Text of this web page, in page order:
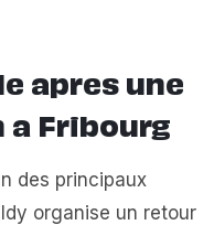
apres une
Fribourg
des principaux
organise un retour